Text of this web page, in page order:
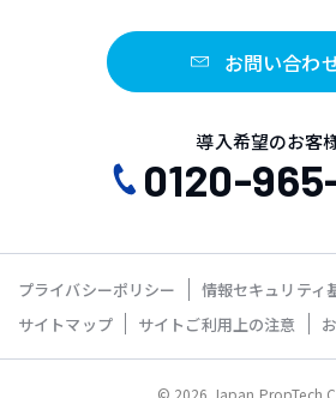
お問い合わ
導入希望のお客
0120-
プライバシーポリシー
情報セキュリティ
サイトマップ
サイトご利用上の注意